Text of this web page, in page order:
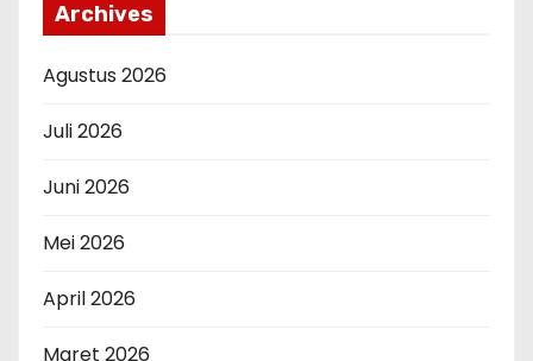
Archives
Agustus 2026
Juli 2026
Juni 2026
Mei 2026
April 2026
Maret 2026